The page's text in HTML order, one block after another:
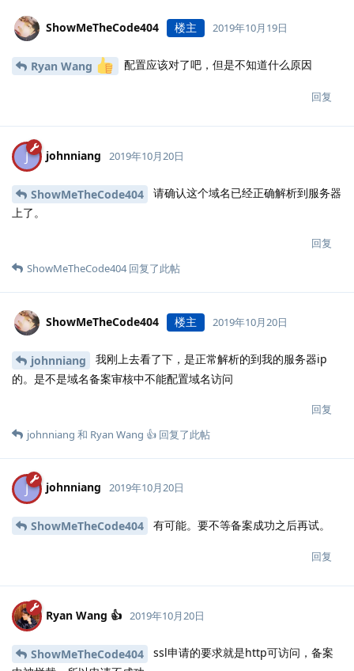
ShowMeTheCode404 楼主 2019年10月19日
Ryan Wang 配置应该对了吧，但是不知道什么原因
回复
J johnniang 2019年10月20日
ShowMeTheCode404
请确认这个域名已经正确解析到服务器
上了。
回复
ShowMeTheCode404回复了此帖
ShowMeTheCode404 楼主 2019年10月20日
johnniang
我刚上去看了下，是正常解析的到我的服务器ip
的。是不是域名备案审核中不能配置域名访问
回复
johnniang 和 Ryan Wang 👍 回复了此帖
J johnniang 2019年10月20日
ShowMeTheCode404 有可能。要不等备案成功之后再试。
回复
Ryan Wang 👍 2019年10月20日
ShowMeTheCode404
ssl申请的要求就是http可访问，备案